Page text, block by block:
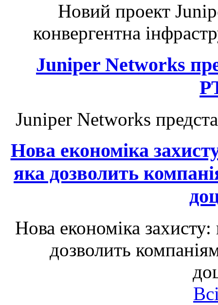
Новий проект
конвергентна
Juniper Networks
Juniper Networks
Нова економіка
яка дозволить
Нова економіка
дозволить